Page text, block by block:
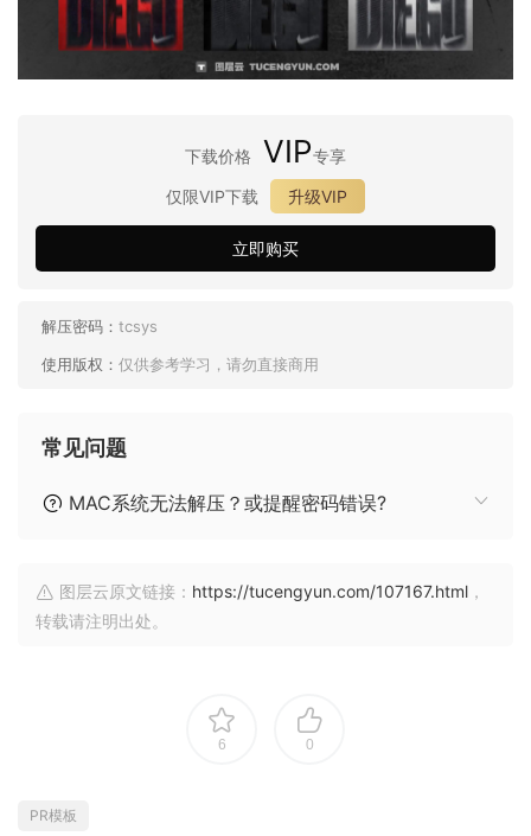
下载价格 VIP专享
仅限VIP下载
升级VIP
立即购买
解压密码： tcsys
使用版权： 仅供参考学习，请勿直接商用
常见问题
MAC系统无法解压？或提醒密码错误?
图层云原文链接： https://tucengyun.com/107167.html ，
转载请注明出处。
6 0
PR模板